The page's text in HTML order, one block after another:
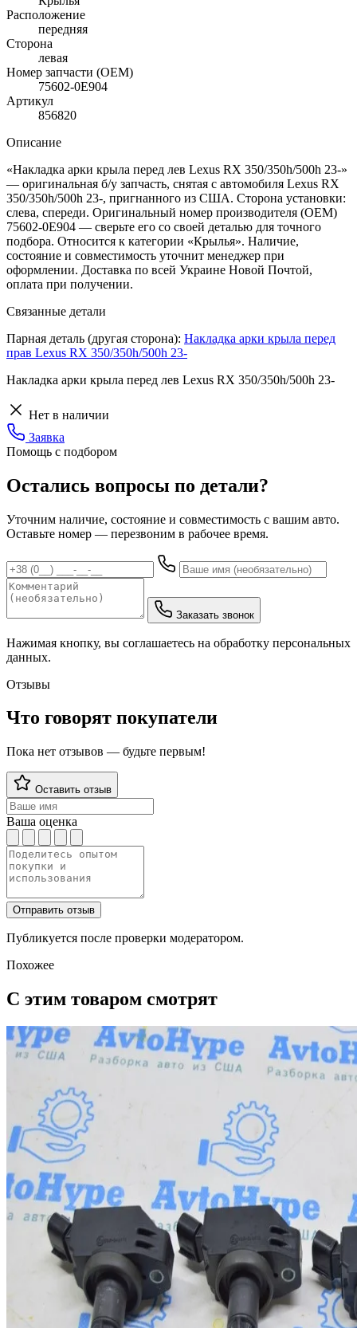
Расположение
передняя
Сторона
левая
Номер запчасти (OEM)
75602-0E904
Артикул
856820
Описание
«Накладка арки крыла перед лев Lexus RX 350/350h/500h 23-»
— оригинальная б/у запчасть, снятая с автомобиля Lexus RX
350/350h/500h 23-, пригнанного из США. Сторона установки:
слева, спереди. Оригинальный номер производителя (OEM)
75602-0E904 — сверьте его со своей деталью для точного
подбора. Относится к категории «Крылья». Наличие,
состояние и совместимость уточнит менеджер при
оформлении. Доставка по всей Украине Новой Почтой,
оплата при получении.
Связанные детали
Парная деталь (другая сторона): Накладка арки крыла перед
прав Lexus RX 350/350h/500h 23-
Накладка арки крыла перед лев Lexus RX 350/350h/500h 23-
Нет в наличии
Заявка
Помощь с подбором
Остались вопросы по детали?
Уточним наличие, состояние и совместимость с вашим авто.
Оставьте номер — перезвоним в рабочее время.
Заказать звонок
Нажимая кнопку, вы соглашаетесь на обработку персональных
данных.
Отзывы
Что говорят покупатели
Пока нет отзывов — будьте первым!
Оставить отзыв
Ваша оценка
Отправить отзыв
Публикуется после проверки модератором.
Похожее
С этим товаром смотрят